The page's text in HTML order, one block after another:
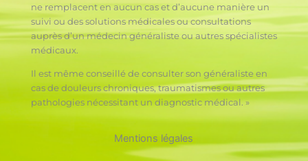
ne remplacent en aucun cas et d’aucune manière un
suivi ou des solutions médicales ou consultations
auprès d’un médecin généraliste ou autres spécialistes
médicaux.
Il est même conseillé de consulter son généraliste en
cas de douleurs chroniques, traumatismes ou autres
pathologies nécessitant un diagnostic médical. »
Mentions légales